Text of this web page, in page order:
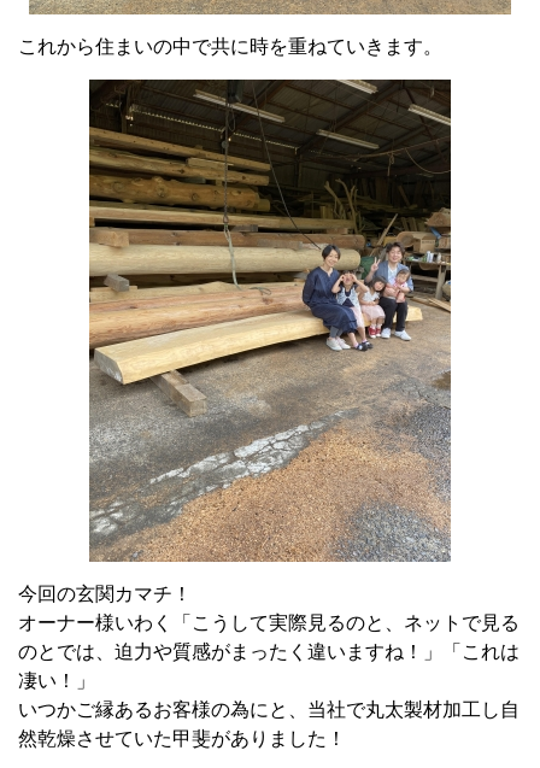
これから住まいの中で共に時を重ねていきます。
今回の玄関カマチ！
オーナー様いわく「こうして実際見るのと、ネットで見る
のとでは、迫力や質感がまったく違いますね！」「これは
凄い！」
いつかご縁あるお客様の為にと、当社で丸太製材加工し自
然乾燥させていた甲斐がありました！